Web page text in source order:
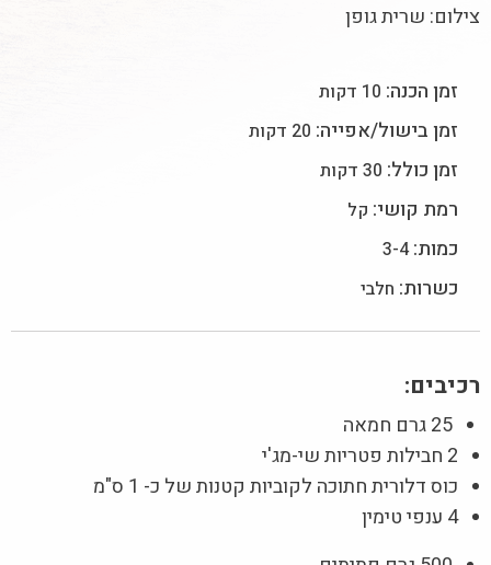
צילום: שרית גופן
זמן הכנה: 10 דקות
זמן בישול/אפייה: 20 דקות
זמן כולל: 30 דקות
רמת קושי: קל
כמות:3-4
כשרות: חלבי
רכיבים:
25 גרם חמאה
2 חבילות פטריות שי-מג'י
כוס דלורית חתוכה לקוביות קטנות של כ- 1 ס"מ
4 ענפי טימין